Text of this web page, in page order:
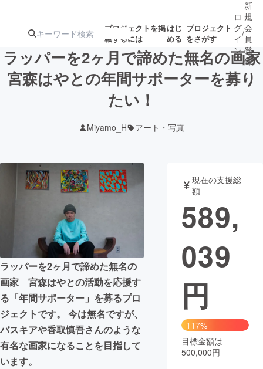
プロジェクトを掲
載するには
はじ
める
プロジェクト
をさがす
注目の新着プロ 募集終了が近いプ
テクノロジー・ガジェット
映像・映画 書籍・雑誌
ビジネス・起業 チャレンジ
まちづくり・地域活性化
CAMPFIRE for Social Good
CAMPFIRE Creation
CAMPFIREふるさと納税machi-ya コミュニティ
ロ
グ
イ
ン
/
新
規
会
員
登
録
ラッパーを2ヶ月で諦めた無名の画家
宮森はやとの年間サポーターを募り
たい！
Miyamo_H アート・写真
ラッパーを2ヶ月で諦めた無名の
画家 宮森はやとの活動を応援す
る「年間サポーター」を募るプロ
ジェクトです。 今は無名ですが、
バスキアや香取慎吾さんのような
有名な画家になることを目指して
います。
現在の支援総
額
589,
039
円
117%
目標金額は
500,000円